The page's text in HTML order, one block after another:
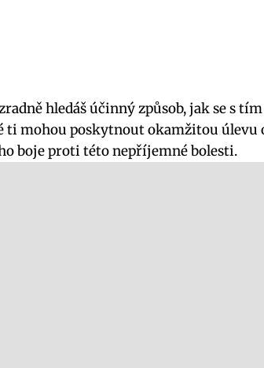
hledáš účinný způsob, jak se ‍s
ti mohou poskytnout⁤ okamžitou úlevu
boje proti této nepříjemné ⁢bolesti.